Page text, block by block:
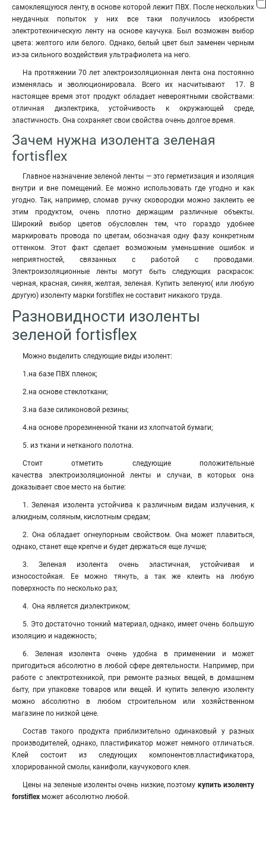
самоклеящуюся ленту, в основе которой лежит ПВХ. После нескольких
неудачных попыток у них все таки получилось изобрести
электротехническую ленту на основе каучука. Был возможен выбор
цвета: желтого или белого. Однако, белый цвет был заменен черным
из-за сильного воздействия ультрафиолета на него.
На протяжении 70 лет электроизоляционная лента она постоянно
изменялась и эволюционировала. Всего их насчитывают 17. В
настоящее время этот продукт обладает невероятными свойствами:
отличная диэлектрика, устойчивость к окружающей среде,
эластичность. Она сохраняет свои свойства очень долгое время.
Зачем нужна изолента зеленая
fortisflex
Главное назначение зеленой ленты — это герметизация и изоляция
внутри и вне помещений. Ее можно использовать где угодно и как
угодно. Так, например, сломав ручку сковородки можно заклеить ее
этим продуктом, очень плотно держащим различные объекты.
Широкий выбор цветов обусловлен тем, что гораздо удобнее
маркировать провода по цветам, обозначая одну фазу конкретным
оттенком. Этот факт сделает возможным уменьшение ошибок и
неприятностей, связанных с работой с проводами.
Электроизоляционные ленты могут быть следующих раскрасок:
черная, красная, синяя, желтая, зеленая. Купить зеленую( или любую
другую) изоленту марки forstiflex не составит никакого труда.
Разновидности изоленты
зеленой fortisflex
Можно выделить следующие виды изолент:
1.на базе ПВХ пленок;
2.на основе стеклоткани;
3.на базе силиконовой резины;
4.на основе прорезиненной ткани из хлопчатой бумаги;
5. из ткани и нетканого полотна.
Стоит отметить следующие положительные
качества электроизоляционной ленты и случаи, в которых она
доказывает свое место на бытие:
1. Зеленая изолента устойчива к различным видам излучения, к
алкидным, соляным, кислотным средам;
2. Она обладает огнеупорным свойством. Она может плавиться,
однако, станет еще крепче и будет держаться еще лучше;
3. Зеленая изолента очень эластичная, устойчивая и
износостойкая. Ее можно тянуть, а так же клеить на любую
поверхность по несколько раз;
4. Она является диэлектриком;
5. Это достаточно тонкий материал, однако, имеет очень большую
изоляцию и надежность;
6. Зеленая изолента очень удобна в применении и может
пригодиться абсолютно в любой сфере деятельности. Например, при
работе с электротехникой, при ремонте разных вещей, в домашнем
быту, при упаковке товаров или вещей. И купить зеленую изоленту
можно абсолютно в любом строительном или хозяйственном
магазине по низкой цене.
Состав такого продукта приблизительно одинаковый у разных
производителей, однако, пластификатор может немного отличаться.
Клей состоит из следующих компонентов:пластификатора,
хлорированной смолы, канифоли, каучукового клея.
Цены на зеленые изоленты очень низкие, поэтому купить изоленту
forstiflex может абсолютно любой.